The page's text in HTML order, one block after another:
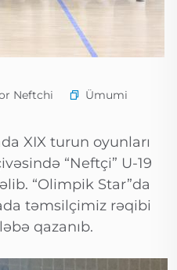
Neftchi
Ümumi
XIX turun oyunları
“Neftçi” U-19
“Olimpik Star”da
təmsilçimiz rəqibi
qazanıb.